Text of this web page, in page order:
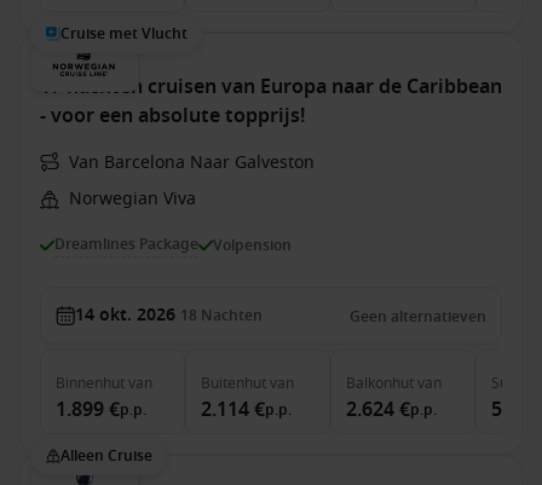
Cruise met Vlucht
17 nachten cruisen van Europa naar de Caribbean
- voor een absolute topprijs!
Van Barcelona Naar Galveston
Norwegian Viva
Dreamlines Package Volpension
14 okt. 2026 18 Nachten Geen alternatieven
Binnenhutvan
1.899 €p.p.
Buitenhutvan
2.114 €p.p.
Balkonhutvan
2.624 €p.p.
Suite
Alleen Cruise